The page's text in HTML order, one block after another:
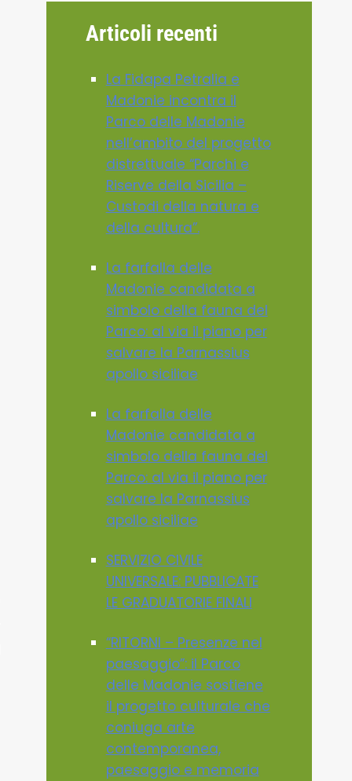
Articoli recenti
La Fidapa Petralia e
Madonie incontra il
Parco delle Madonie
nell’ambito del progetto
distrettuale “Parchi e
Riserve della Sicilia –
Custodi della natura e
della cultura”.
La farfalla delle
Madonie candidata a
simbolo della fauna del
Parco: al via il piano per
salvare la Parnassius
apollo siciliae
La farfalla delle
Madonie candidata a
simbolo della fauna del
Parco: al via il piano per
salvare la Parnassius
apollo siciliae
SERVIZIO CIVILE
UNIVERSALE: PUBBLICATE
LE GRADUATORIE FINALI
“RITORNI – Presenze nel
paesaggio”: il Parco
delle Madonie sostiene
il progetto culturale che
coniuga arte
contemporanea,
paesaggio e memoria